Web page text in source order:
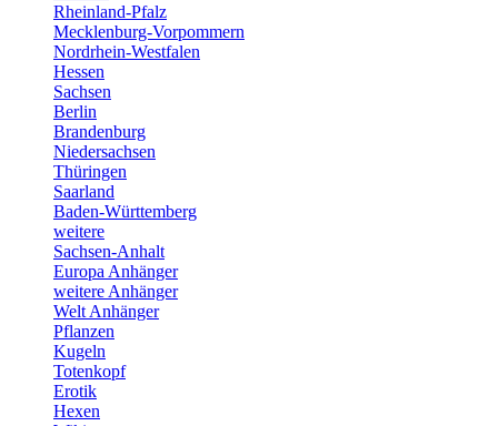
Rheinland-Pfalz
Mecklenburg-Vorpommern
Nordrhein-Westfalen
Hessen
Sachsen
Berlin
Brandenburg
Niedersachsen
Thüringen
Saarland
Baden-Württemberg
weitere
Sachsen-Anhalt
Europa Anhänger
weitere Anhänger
Welt Anhänger
Pflanzen
Kugeln
Totenkopf
Erotik
Hexen